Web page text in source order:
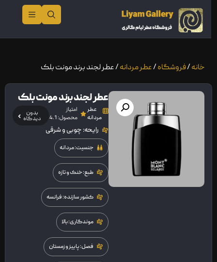
خانه/فروشگاه/عطر مردانه/ عطر لجند برند مونت بلک
عطر لجند برند مونت بلک
عطر
مردانه
امتیاز
محصول: 4.1
بدون
دیدگاه
رایحه: چوبی و شرقی
جنسیت: مردانه
طبع: خنک و تازه
کشور سازنده: فرانسه
موندگاری: بالا
فصل: پاییز و زمستان